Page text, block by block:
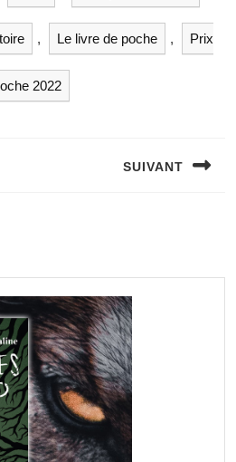
, Le livre de poche , Prix
2022
SUIVANT